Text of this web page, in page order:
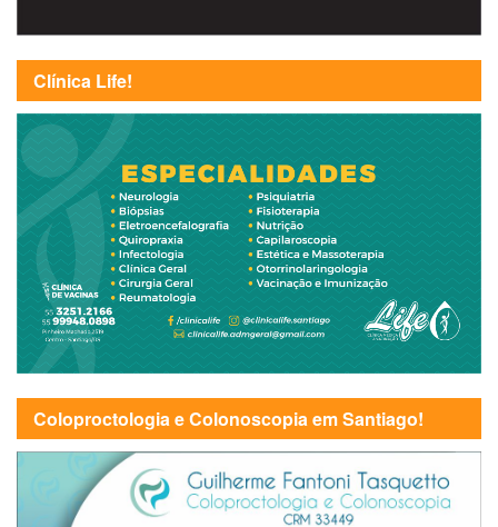
Clínica Life!
Coloproctologia e Colonoscopia em Santiago!